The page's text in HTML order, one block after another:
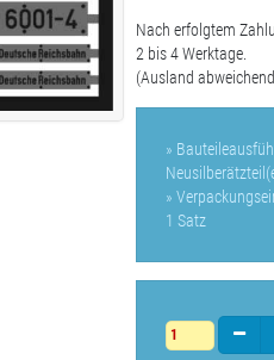
Nach erfolgtem
2 bis 4 Werktage.
(Ausland
»
»
1 Satz